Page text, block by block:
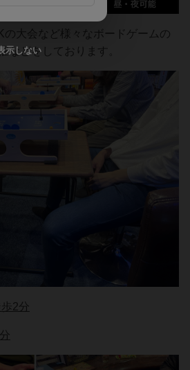
の大会など様々なボードゲームの
などをしております。
2分
示しない